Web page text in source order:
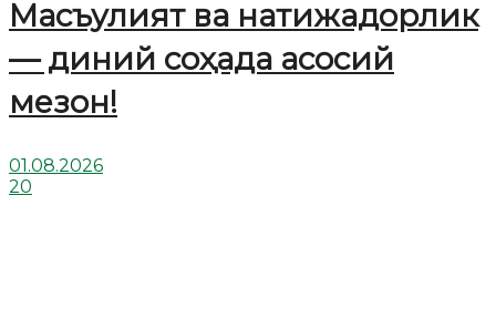
Масъулият ва натижадорлик
— диний соҳада асосий
мезон!
01.08.2026
20